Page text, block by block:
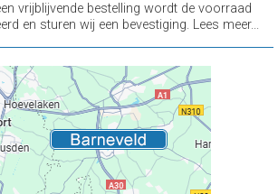
vrijblijvende bestelling wordt de voorraad
en sturen wij een bevestiging. Lees meer...